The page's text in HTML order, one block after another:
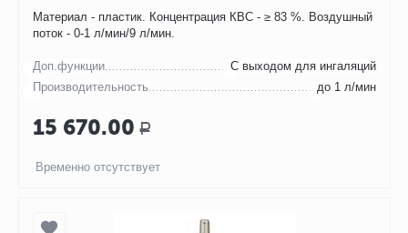
Материал - пластик. Концентрация КВС - ≥ 83 %. Воздушный
поток - 0-1 л/мин/9 л/мин.
Доп.функции
С выходом для ингаляций
Производительность
до 1 л/мин
15 670.00 Р
Временно отсутствует